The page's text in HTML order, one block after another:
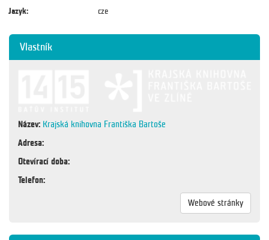
Jazyk: cze
Vlastník
Název: Krajská knihovna Františka Bartoše
Adresa:
Otevírací doba:
Telefon:
Webové stránky